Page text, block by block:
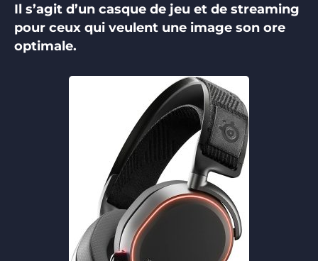
Il s’agit d’un casque de jeu et de streaming
pour ceux qui veulent une image son ore
optimale.